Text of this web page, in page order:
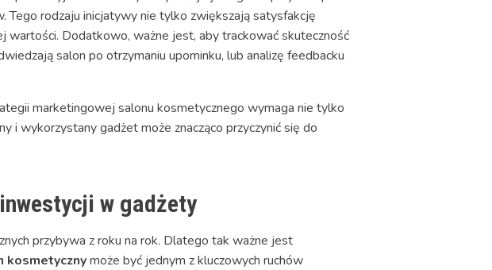
Tego rodzaju inicjatywy nie tylko zwiększają satysfakcję
wartości. Dodatkowo, ważne jest, aby trackować skuteczność
salon po otrzymaniu upominku, lub analizę feedbacku
marketingowej salonu kosmetycznego wymaga nie tylko
i wykorzystany gadżet może znacząco przyczynić się do
w gadżety
przybywa z roku na rok. Dlatego tak ważne jest
kosmetycznymoże być jednym z kluczowych ruchów